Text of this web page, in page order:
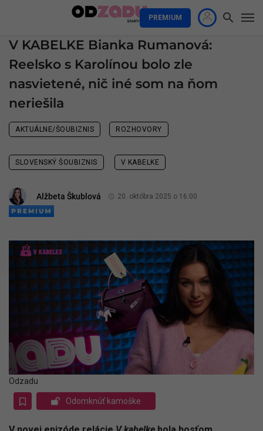
PREMIUM
V KABELKE Bianka Rumanová:
Reelsko s Karolínou bolo zle
nasvietené, nič iné som na ňom
neriešila
AKTUÁLNE/ŠOUBIZNIS ROZHOVORY
SLOVENSKÝ ŠOUBIZNIS V KABELKE
Alžbeta Škublová 20. októbra 2025 o 16:00
Odzadu
Odomknúť kamoške